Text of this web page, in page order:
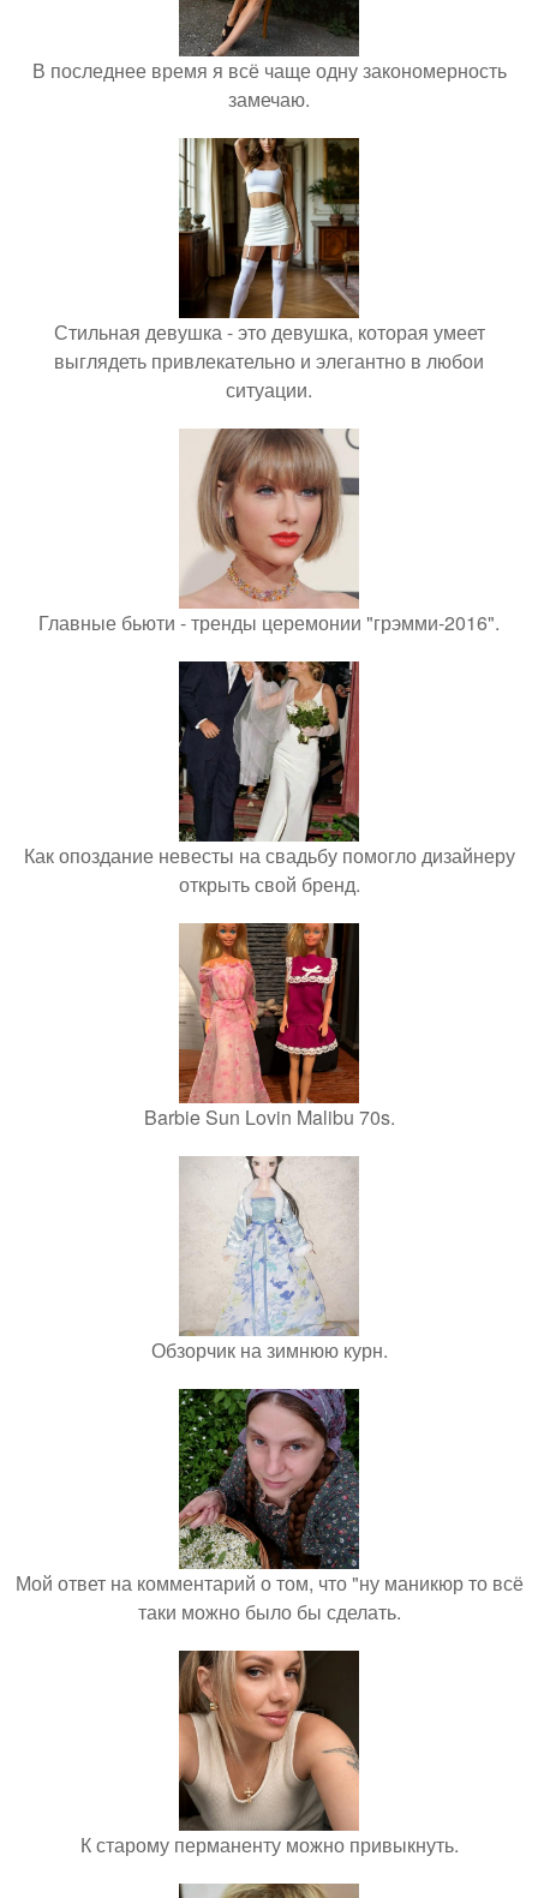
В последнее время я всё чаще одну закономерность
замечаю.
Стильная девушка - это девушка, которая умеет
выглядеть привлекательно и элегантно в любои
ситуации.
Главные бьюти - тренды церемонии "грэмми-2016".
Как опоздание невесты на свадьбу помогло дизайнеру
открыть свой бренд.
Barbie Sun Lovin Malibu 70s.
Обзорчик на зимнюю курн.
Мой ответ на комментарий о том, что "ну маникюр то всё
таки можно было бы сделать.
К старому перманенту можно привыкнуть.